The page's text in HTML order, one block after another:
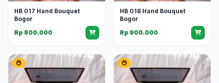
HB 017 Hand Bouquet
Bogor
Rp 800.000
HB 018 Hand Bouquet
Bogor
Rp 900.000